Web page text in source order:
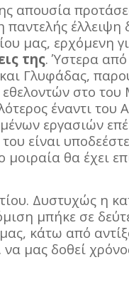
απουσία
παντελής
μας, ερχόμενη
της. Ύστερα από
Γλυφάδας,
εθελοντών στο
έναντι του
εργασιών
είναι
μοιραία θα έχει
Δυστυχώς η
μπήκε σε
κάτω από
μας δοθεί